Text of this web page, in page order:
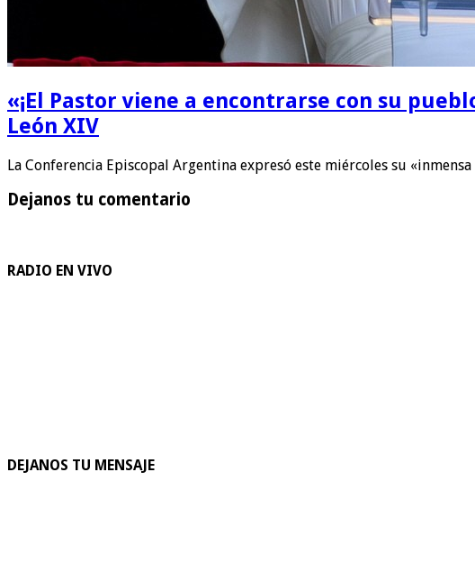
«¡El Pastor viene a encontrarse con su
León XIV
La Conferencia Episcopal Argentina expresó este miércoles su
Dejanos tu comentario
RADIO EN VIVO
DEJANOS TU MENSAJE